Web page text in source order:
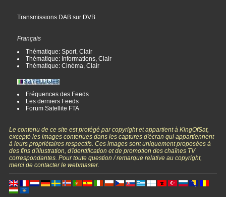
Transmissions DAB sur DVB
Français
Thématique: Sport, Clair
Thématique: Informations, Clair
Thématique: Cinéma, Clair
Fréquences des Feeds
Les derniers Feeds
Forum Satellite FTA
Le contenu de ce site est protégé par copyright et appartient à KingOfSat,
excepté les images contenues dans les captures d'écran qui appartiennent
à leurs propriétaires respectifs. Ces images sont uniquement proposées à
des fins d'illustration, d'identification et de promotion des chaînes TV
correspondantes. Pour toute question / remarque relative au copyright,
merci de contacter le webmaster.